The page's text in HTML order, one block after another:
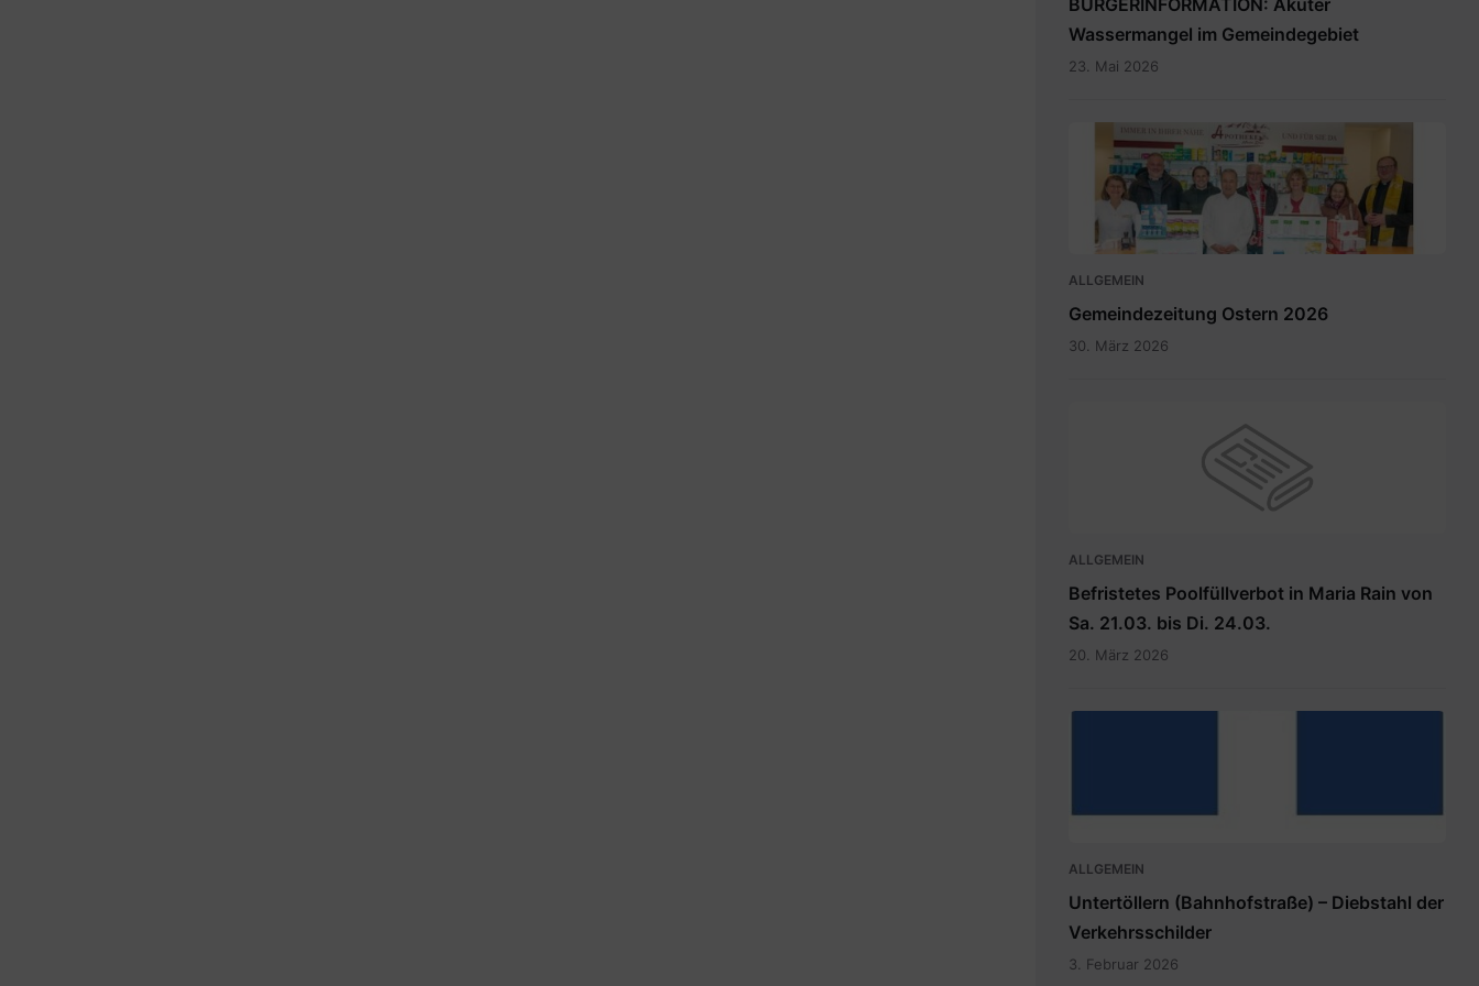
BÜRGERINFORMATION: Akuter
Wassermangel im Gemeindegebiet
23. Mai 2026
April
2026_INT.pdf
ALLGEMEIN
Gemeindezeitung Ostern 2026
30. März 2026
ALLGEMEIN
Befristetes Poolfüllverbot in Maria Rain von
Sa. 21.03. bis Di. 24.03.
20. März 2026
ALLGEMEIN
Untertöllern (Bahnhofstraße) – Diebstahl der
Verkehrsschilder
3. Februar 2026